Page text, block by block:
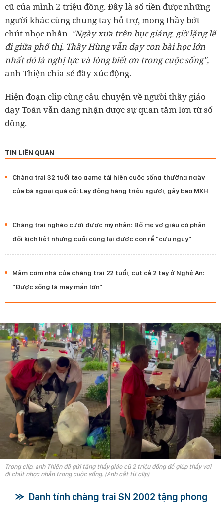
cũ của mình 2 triệu đồng. Đây là số tiền được những
người khác cùng chung tay hỗ trợ, mong thầy bớt
chút nhọc nhằn. "Ngày xưa trên bục giảng, giờ lặng lẽ
đi giữa phố thị. Thầy Hùng vẫn dạy con bài học lớn
nhất đó là nghị lực và lòng biết ơn trong cuộc sống",
anh Thiện chia sẻ đầy xúc động.
Hiện đoạn clip cùng câu chuyện về người thầy giáo
dạy Toán vẫn đang nhận được sự quan tâm lớn từ số
đông.
TIN LIÊN QUAN
Chàng trai 32 tuổi tạo game tái hiện cuộc sống thường ngày
của bà ngoại quá cố: Lay động hàng triệu người, gây bão MXH
Chàng trai nghèo cưới được mỹ nhân: Bố mẹ vợ giàu có phản
đối kịch liệt nhưng cuối cùng lại được con rể "cứu nguy"
Mâm cơm nhà của chàng trai 22 tuổi, cụt cả 2 tay ở Nghệ An:
"Được sống là may mắn lớn"
Trong clip, anh Thiện đã gửi tặng thầy giáo cũ 2 triệu đồng để giúp thầy vơi
đi chút nhọc nhằn trong cuộc sống. (Ảnh cắt từ clip)
Danh tính chàng trai SN 2002 tặng phong